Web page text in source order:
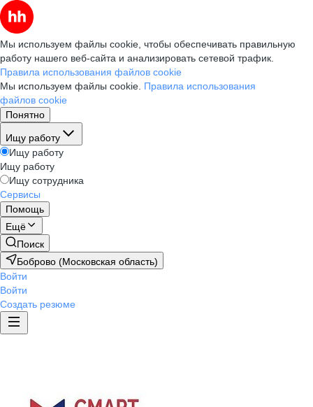
Мы используем файлы cookie, чтобы обеспечивать правильную
работу нашего веб-сайта и анализировать сетевой трафик.
Правила использования файлов cookie
Мы используем файлы cookie. Правила использования
файлов cookie
Понятно
Ищу работу
Ищу работу
Ищу работу
Ищу сотрудника
Сервисы
Помощь
Ещё
Поиск
Боброво (Московская область)
Войти
Войти
Создать резюме